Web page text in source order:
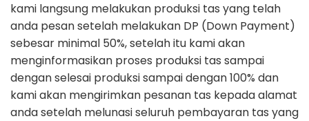
kami langsung melakukan produksi tas yang telah
anda pesan setelah melakukan DP (Down Payment)
sebesar minimal 50%, setelah itu kami akan
menginformasikan proses produksi tas sampai
dengan selesai produksi sampai dengan 100% dan
kami akan mengirimkan pesanan tas kepada alamat
anda setelah melunasi seluruh pembayaran tas yang